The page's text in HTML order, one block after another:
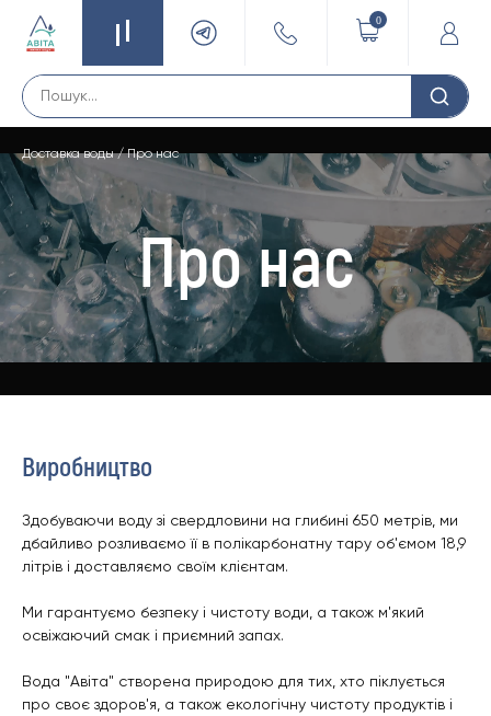
Доставка воды/Про нас
0
Про нас
Виробництво
Здобуваючи воду зі свердловини на глибині 650 метрів, ми
дбайливо розливаємо її в полікарбонатну тару об'ємом 18,9
літрів і доставляємо своїм клієнтам.
Ми гарантуємо безпеку і чистоту води, а також м'який
освіжаючий смак і приємний запах.
Вода "Авіта" створена природою для тих, хто піклується
про своє здоров'я, а також екологічну чистоту продуктів і